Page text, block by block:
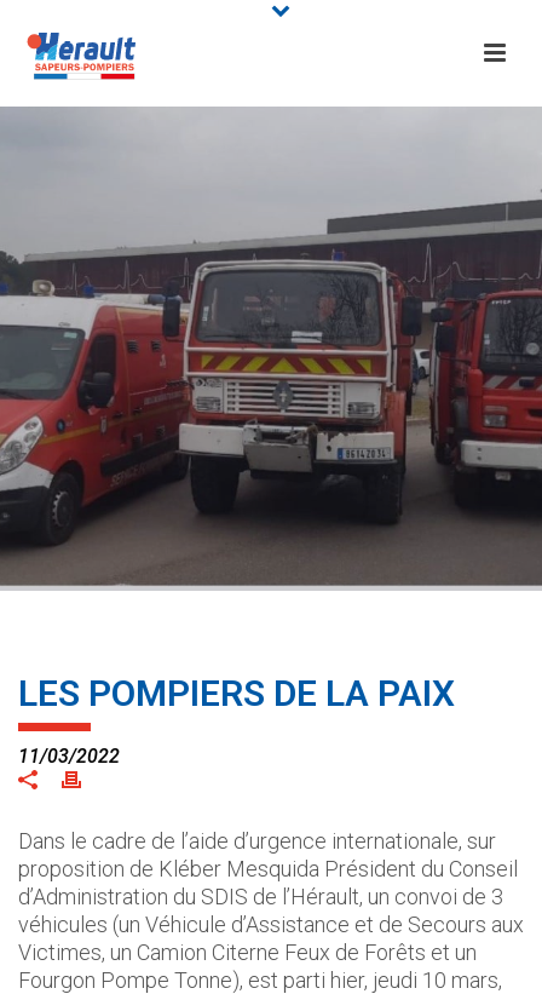
LES POMPIERS DE LA PAIX
11/03/2022
Dans le cadre de l’aide d’urgence internationale, sur
proposition de Kléber Mesquida Président du Conseil
d’Administration du SDIS de l’Hérault, un convoi de 3
véhicules (un Véhicule d’Assistance et de Secours aux
Victimes, un Camion Citerne Feux de Forêts et un
Fourgon Pompe Tonne), est parti hier, jeudi 10 mars,